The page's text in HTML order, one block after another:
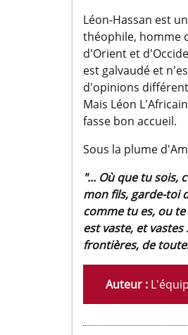
Léon-Hassan est
théophile, homme
d'Orient et
est galvaudé et
d'opinions
Mais Léon
fasse bon accueil.
Sous la plume
"... Où que tu
mon fils, garde-toi
comme tu es, ou
est vaste, et
frontières, de
Auteur :